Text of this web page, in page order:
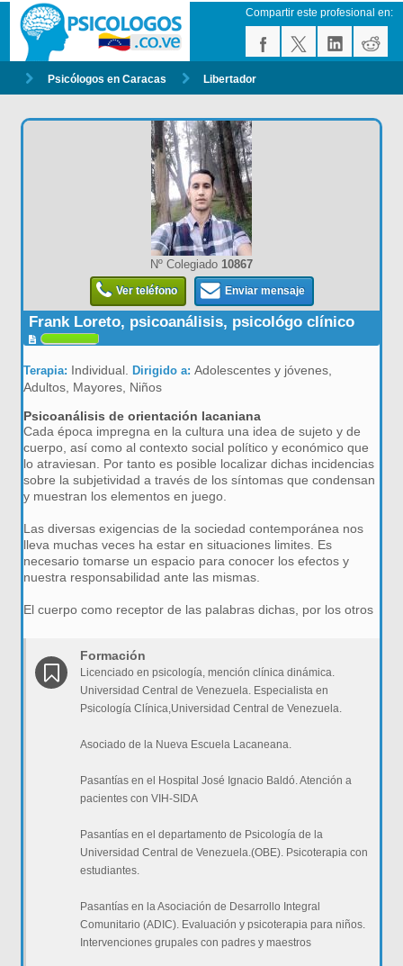
Compartir este profesional en:
Psicólogos en Caracas Libertador
Nº Colegiado 10867
Ver teléfono Enviar mensaje
Frank Loreto, psicoanálisis, psicológo clínico
Terapia: Individual.Dirigido a:Adolescentes y jóvenes,
Adultos, Mayores, Niños
Psicoanálisis de orientación lacaniana
Cada época impregna en la cultura una idea de sujeto y de
cuerpo, así como al contexto social político y económico que
lo atraviesan. Por tanto es posible localizar dichas incidencias
sobre la subjetividad a través de los síntomas que condensan
y muestran los elementos en juego.
Las diversas exigencias de la sociedad contemporánea nos
lleva muchas veces ha estar en situaciones limites. Es
necesario tomarse un espacio para conocer los efectos y
nuestra responsabilidad ante las mismas.
El cuerpo como receptor de las palabras dichas, por los otros
Formación
Licenciado en psicología, mención clínica dinámica.
Universidad Central de Venezuela. Especialista en
Psicología Clínica,Universidad Central de Venezuela.
Asociado de la Nueva Escuela Lacaneana.
Pasantías en el Hospital José Ignacio Baldó. Atención a
pacientes con VIH-SIDA
Pasantías en el departamento de Psicología de la
Universidad Central de Venezuela.(OBE). Psicoterapia con
estudiantes.
Pasantías en la Asociación de Desarrollo Integral
Comunitario (ADIC). Evaluación y psicoterapia para niños.
Intervenciones grupales con padres y maestros